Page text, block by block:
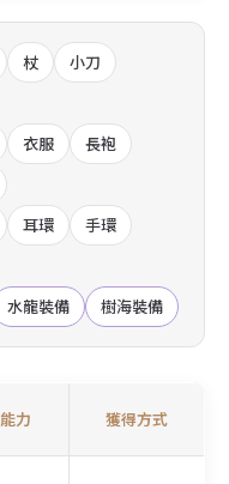
杖
小刀
衣服
長袍
耳環
手環
水龍裝備 樹海裝備
能力 獲得方式